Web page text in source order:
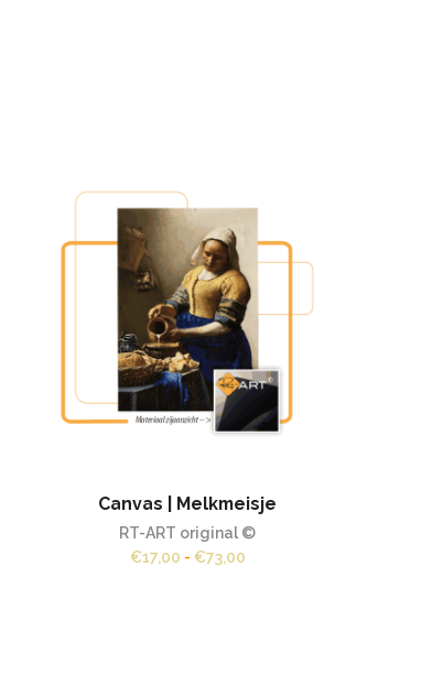
Canvas | Melkmeisje
RT-ART original ©
€17,00 - €73,00Prijsklasse: